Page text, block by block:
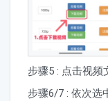
步骤5 : 点击视频
步骤6/7 : 依次选